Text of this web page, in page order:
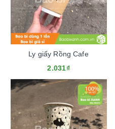
Ly giấy Rồng Cafe
2.031₫